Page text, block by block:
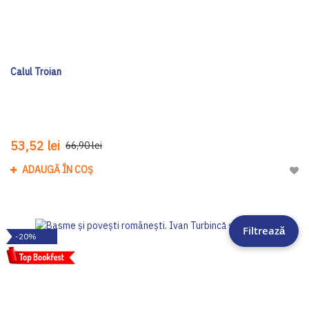
Calul Troian
53,52 lei 66,90 lei
ADAUGĂ ÎN COȘ
-20% Filtrează